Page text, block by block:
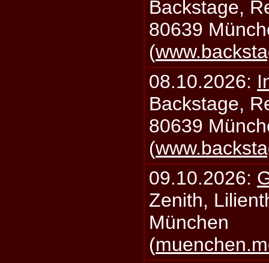
Backstage,
80639
(
08.10.2026:
Backstage,
80639
(
09.10.2026:
Zenith,
München
(